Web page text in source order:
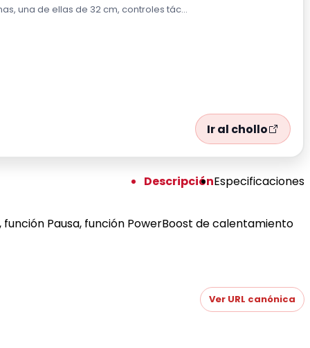
una de ellas de 32 cm, controles tác...
Ir al chollo
DescripciónEspecificaciones
Pausa, función PowerBoost de calentamiento
Ver URL canónica